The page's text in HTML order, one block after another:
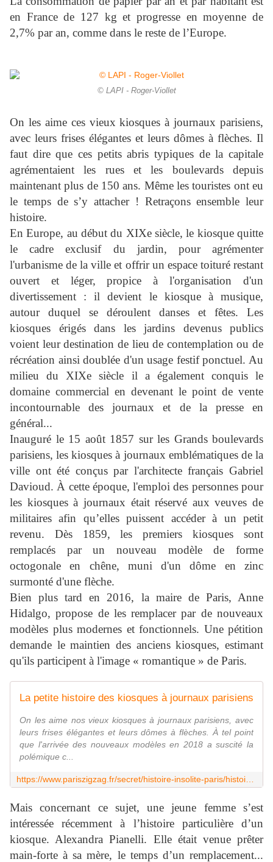
en France de 127 kg et progresse en moyenne de
2,7% par an, comme dans le reste de l’Europe.
© LAPI - Roger-Viollet
On les aime ces vieux kiosques à journaux parisiens,
avec leurs frises élégantes et leurs dômes à flèches. Il
faut dire que ces petits abris typiques de la capitale
agrémentaient les rues et les boulevards depuis
maintenant plus de 150 ans. Même les touristes ont eu
le temps de s’y attacher ! Retraçons ensemble leur
histoire.
En Europe, au début du XIXe siècle, le kiosque quitte
le cadre exclusif du jardin, pour agrémenter
l'urbanisme de la ville et offrir un espace toituré restant
ouvert et léger, propice à l'organisation d'un
divertissement : il devient le kiosque à musique,
autour duquel se déroulent danses et fêtes. Les
kiosques érigés dans les jardins devenus publics
voient leur destination de lieu de contemplation ou de
récréation ainsi doublée d'un usage festif ponctuel. Au
milieu du XIXe siècle il a également conquis le
domaine commercial en devenant le point de vente
incontournable des journaux et de la presse en
général...
Inauguré le 15 août 1857 sur les Grands boulevards
parisiens, les kiosques à journaux emblématiques de la
ville ont été conçus par l'architecte français Gabriel
Davioud. À cette époque, l'emploi des personnes pour
les kiosques à journaux était réservé aux veuves de
militaires afin qu’elles puissent accéder à un petit
revenu. Dès 1859, les premiers kiosques sont
remplacés par un nouveau modèle de forme
octogonale en chêne, muni d'un dôme en zinc
surmonté d'une flèche.
Bien plus tard en 2016, la maire de Paris, Anne
Hidalgo, propose de les remplacer par de nouveaux
modèles plus modernes et fonctionnels. Une pétition
demande le maintien des anciens kiosques, estimant
qu'ils participent à l'image « romantique » de Paris.
La petite histoire des kiosques à journaux parisiens
On les aime nos vieux kiosques à journaux parisiens, avec
leurs frises élégantes et leurs dômes à flèches. À tel point
que l'arrivée des nouveaux modèles en 2018 a suscité la
polémique c...
Mais concernant ce sujet, une jeune femme s’est
intéressée récemment à l’histoire particulière d’un
kiosque. Alexandra Pianelli. Elle était venue prêter
main-forte à sa mère, le temps d’un remplacement...